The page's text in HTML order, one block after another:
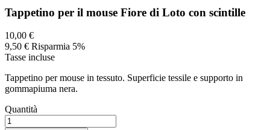
Tappetino per il mouse Fiore di Loto con scintille
10,00 €
9,50 € Risparmia 5%
Tasse incluse
Tappetino per mouse in tessuto. Superficie tessile e supporto in
gommapiuma nera.
Quantità